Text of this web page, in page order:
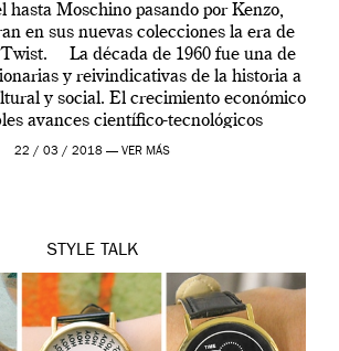
hasta Moschino pasando por Kenzo,
en sus nuevas colecciones la era de
La década de 1960 fue una de
y reivindicativas de la historia a
y social. El crecimiento económico
avances científico-tecnológicos
una mejora […]
22 / 03 / 2018 — VER MÁS
STYLE TALK